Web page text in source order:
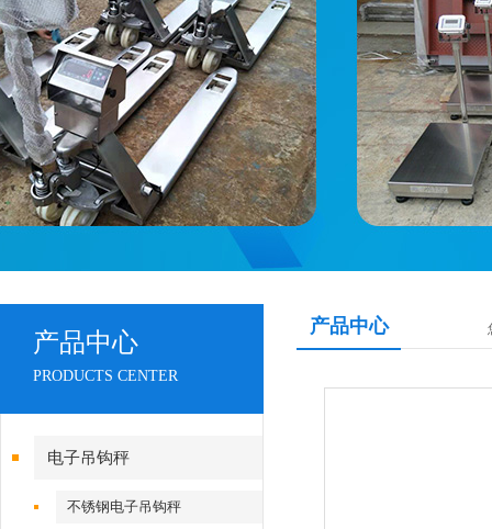
产品中心
PRODUCTS CENTER
电子吊钩秤
不锈钢电子吊钩秤
产品中心